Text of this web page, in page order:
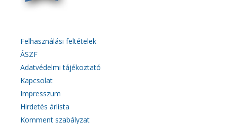
Felhasználási feltételek
ÁSZF
Adatvédelmi tájékoztató
Kapcsolat
Impresszum
Hirdetés árlista
Komment szabályzat